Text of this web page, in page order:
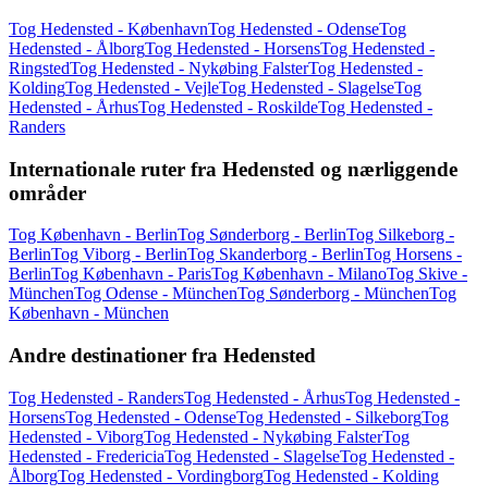
Tog Hedensted - KøbenhavnTog Hedensted - OdenseTog
Hedensted - ÅlborgTog Hedensted - HorsensTog Hedensted -
RingstedTog Hedensted - Nykøbing FalsterTog Hedensted -
KoldingTog Hedensted - VejleTog Hedensted - SlagelseTog
Hedensted - ÅrhusTog Hedensted - RoskildeTog Hedensted -
Randers
Internationale ruter fra Hedensted og nærliggende
områder
Tog København - BerlinTog Sønderborg - BerlinTog Silkeborg -
BerlinTog Viborg - BerlinTog Skanderborg - BerlinTog Horsens -
BerlinTog København - ParisTog København - MilanoTog Skive -
MünchenTog Odense - MünchenTog Sønderborg - MünchenTog
København - München
Andre destinationer fra Hedensted
Tog Hedensted - RandersTog Hedensted - ÅrhusTog Hedensted -
HorsensTog Hedensted - OdenseTog Hedensted - SilkeborgTog
Hedensted - ViborgTog Hedensted - Nykøbing FalsterTog
Hedensted - FredericiaTog Hedensted - SlagelseTog Hedensted -
ÅlborgTog Hedensted - VordingborgTog Hedensted - Kolding